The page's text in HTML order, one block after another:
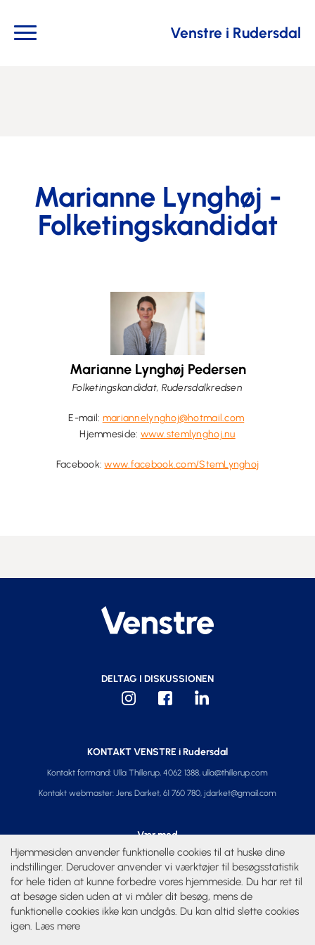
Hjemmesiden anvender funktionelle cookies til at huske dine
indstillinger. Derudover anvender vi værktøjer til besøgsstatistik
for hele tiden at kunne forbedre vores hjemmeside. Du har ret til
at besøge siden uden at vi måler dit besøg, mens de
funktionelle cookies ikke kan undgås. Du kan altid slette cookies
igen. Læs mere
Venstre i Rudersdal
Marianne Lynghøj -
Folketingskandidat
Marianne Lynghøj Pedersen
Folketingskandidat, Rudersdalkredsen
E-mail: mariannelynghoj@hotmail.com
Hjemmeside: www.stemlynghoj.nu
Facebook:www.facebook.com/StemLynghoj
KONTAKT VENSTRE i Rudersdal
Kontakt formand: Ulla Thillerup, 4062 1388, ulla@thillerup.com
Kontakt webmaster: Jens Darket, 61 760 780, jdarket@gmail.com
Vær med
Kalender
Privatliv
DELTAG I DISKUSSIONEN